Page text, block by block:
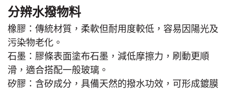
分辨水撥物料
橡膠：傳統材質，柔軟但耐用度較低，容易因陽光及
污染物老化。
石墨：膠條表面塗布石墨，減低摩擦力，刷動更順
滑，適合搭配一般玻璃。
矽膠：含矽成分，具備天然的撥水功效，可形成鍍膜